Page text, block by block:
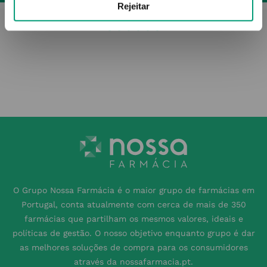
Rejeitar
O Grupo Nossa Farmácia é o maior grupo de farmácias em
Portugal, conta atualmente com cerca de mais de 350
farmácias que partilham os mesmos valores, ideais e
políticas de gestão. O nosso objetivo enquanto grupo é dar
as melhores soluções de compra para os consumidores
através da nossafarmacia.pt.